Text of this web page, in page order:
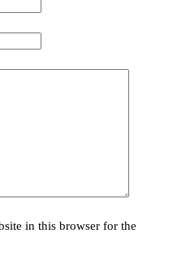
in this browser for the